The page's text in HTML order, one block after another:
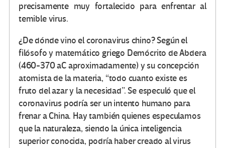
precisamente muy fortalecido para enfrentar al
temible virus.
¿De dónde vino el coronavirus chino? Según el
filósofo y matemático griego Demócrito de Abdera
(460-370 aC aproximadamente) y su concepción
atomista de la materia, todo cuanto existe es
fruto del azar y la necesidad . Se especuló que el
coronavirus podría ser un intento humano para
frenar a China. Hay también quienes especulamos
que la naturaleza, siendo la única inteligencia
superior conocida, podría haber creado al virus